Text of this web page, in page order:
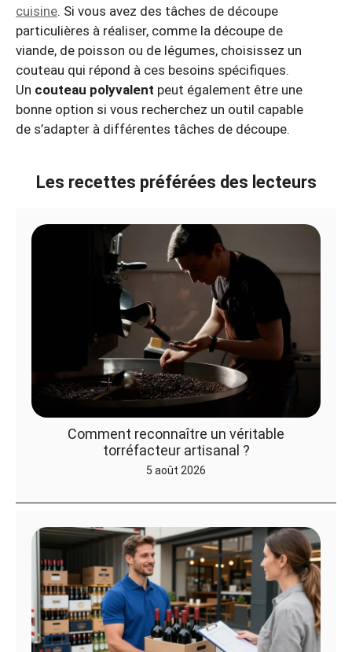
cuisine. Si vous avez des tâches de découpe
particulières à réaliser, comme la découpe de
viande, de poisson ou de légumes, choisissez un
couteau qui répond à ces besoins spécifiques.
Un couteau polyvalent peut également être une
bonne option si vous recherchez un outil capable
de s’adapter à différentes tâches de découpe.
Les recettes préférées des lecteurs
Comment reconnaître un véritable
torréfacteur artisanal ?
5 août 2026